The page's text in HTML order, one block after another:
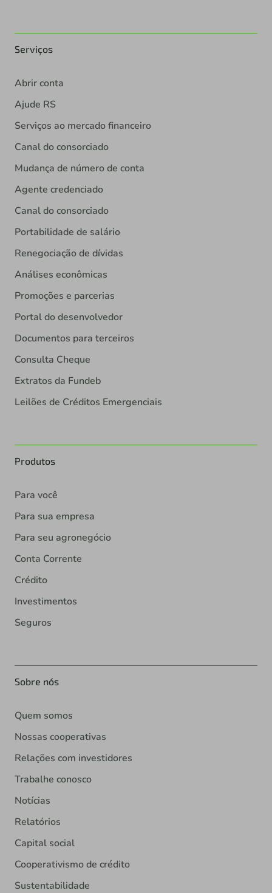
Serviços
Abrir conta
Ajude RS
Serviços ao mercado financeiro
Canal do consorciado
Mudança de número de conta
Agente credenciado
Canal do consorciado
Portabilidade de salário
Renegociação de dívidas
Análises econômicas
Promoções e parcerias
Portal do desenvolvedor
Documentos para terceiros
Consulta Cheque
Extratos da Fundeb
Leilões de Créditos Emergenciais
Produtos
Para você
Para sua empresa
Para seu agronegócio
Conta Corrente
Crédito
Investimentos
Seguros
Sobre nós
Quem somos
Nossas cooperativas
Relações com investidores
Trabalhe conosco
Notícias
Relatórios
Capital social
Cooperativismo de crédito
Sustentabilidade